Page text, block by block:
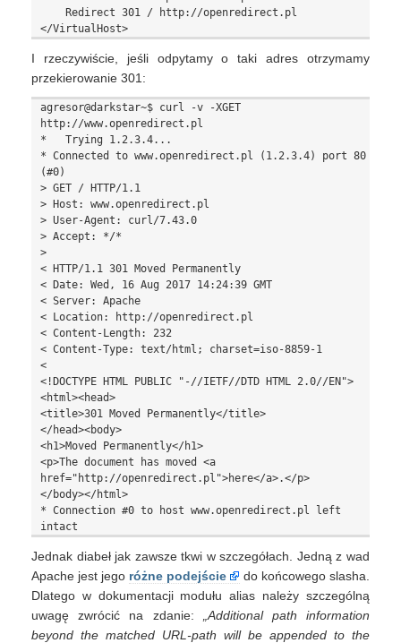
I rzeczywiście, jeśli odpytamy o taki adres otrzymamy
przekierowanie 301:
agresor@darkstar~$ curl -v -XGET
http://www.openredirect.pl
*   Trying 1.2.3.4...
* Connected to www.openredirect.pl (1.2.3.4) port 80
(#0)
> GET / HTTP/1.1
> Host: www.openredirect.pl
> User-Agent: curl/7.43.0
> Accept: */*
>
< HTTP/1.1 301 Moved Permanently
< Date: Wed, 16 Aug 2017 14:24:39 GMT
< Server: Apache
< Location: http://openredirect.pl
< Content-Length: 232
< Content-Type: text/html; charset=iso-8859-1
<
<!DOCTYPE HTML PUBLIC "-//IETF//DTD HTML 2.0//EN">
<html><head>
<title>301 Moved Permanently</title>
</head><body>
<h1>Moved Permanently</h1>
<p>The document has moved <a
href="http://openredirect.pl">here</a>.</p>
</body></html>
* Connection #0 to host www.openredirect.pl left
Jednak diabeł jak zawsze tkwi w szczegółach. Jedną z wad
Apache jest jego różne podejście
do końcowego slasha.
Dlatego w dokumentacji modułu alias należy szczególną
uwagę zwrócić na zdanie:
„Additional path information
beyond the matched URL-path will be appended to the